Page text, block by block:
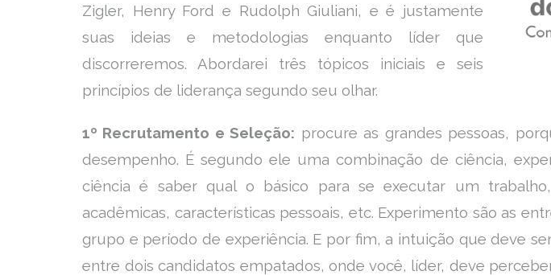
Zigler, Henry Ford e Rudolph Giuliani, e é justamente
suas ideias e metodologias enquanto líder que
discorreremos. Abordarei três tópicos iniciais e seis
princípios de liderança segundo seu olhar.
1º Recrutamento e Seleção: procure as grandes pessoas,
desempenho. É segundo ele uma combinação de ciência,
ciência é saber qual o básico para se executar um
acadêmicas, características pessoais, etc. Experimento são as
grupo e período de experiência. E por fim, a intuição que deve
entre dois candidatos empatados, onde você, líder, deve